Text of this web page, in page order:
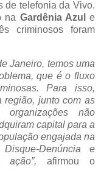
de telefonia da Vivo.
na Gardênia Azule
criminosos foram
Janeiro, temos uma
que é o fluxo
Para isso,
região, junto com as
organizações não
capital para a
engajada na
Denúncia e
afirmou o